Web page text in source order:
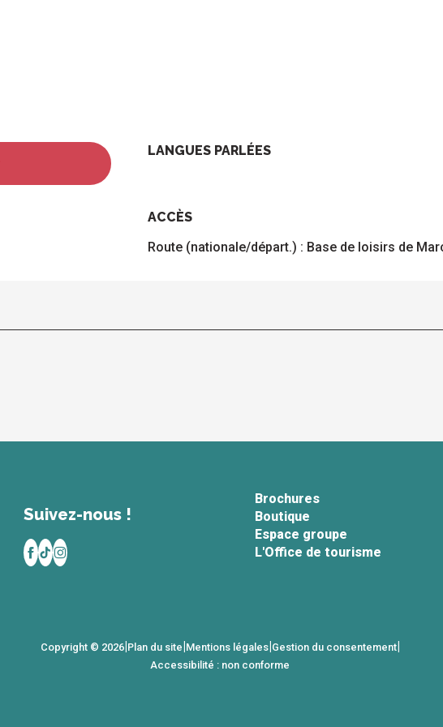
LANGUES PARLÉES
LANGUES PARLÉES
ACCÈS
ACCÈS
Route (nationale/départ.) : Base de loisirs de
Suivez-nous !
Brochures
Boutique
Espace groupe
L'Office de tourisme
Copyright © 2026|Plan du site|Mentions légales|Gestion du consentement|
Accessibilité : non conforme